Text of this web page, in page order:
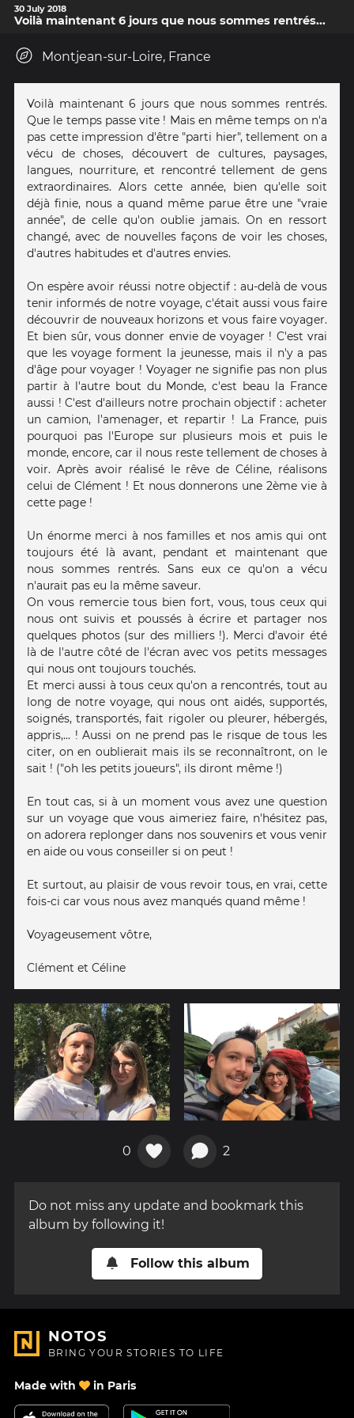
30 July 2018
Voilà maintenant 6 jours que nous sommes rentrés...
Montjean-sur-Loire, France
Voilà maintenant 6 jours que nous sommes rentrés.
Que le temps passe vite ! Mais en même temps on n'a
pas cette impression d'être "parti hier", tellement on a
vécu de choses, découvert de cultures, paysages,
langues, nourriture, et rencontré tellement de gens
extraordinaires. Alors cette année, bien qu'elle soit
déjà finie, nous a quand même parue être une "vraie
année", de celle qu'on oublie jamais. On en ressort
changé, avec de nouvelles façons de voir les choses,
d'autres habitudes et d'autres envies.
On espère avoir réussi notre objectif : au-delà de vous
tenir informés de notre voyage, c'était aussi vous faire
découvrir de nouveaux horizons et vous faire voyager.
Et bien sûr, vous donner envie de voyager ! C'est vrai
que les voyage forment la jeunesse, mais il n'y a pas
d'âge pour voyager ! Voyager ne signifie pas non plus
partir à l'autre bout du Monde, c'est beau la France
aussi ! C'est d'ailleurs notre prochain objectif : acheter
un camion, l'amenager, et repartir ! La France, puis
pourquoi pas l'Europe sur plusieurs mois et puis le
monde, encore, car il nous reste tellement de choses à
voir. Après avoir réalisé le rêve de Céline, réalisons
celui de Clément ! Et nous donnerons une 2ème vie à
cette page !
Un énorme merci à nos familles et nos amis qui ont
toujours été là avant, pendant et maintenant que
nous sommes rentrés. Sans eux ce qu'on a vécu
n'aurait pas eu la même saveur.
On vous remercie tous bien fort, vous, tous ceux qui
nous ont suivis et poussés à écrire et partager nos
quelques photos (sur des milliers !). Merci d'avoir été
là de l'autre côté de l'écran avec vos petits messages
qui nous ont toujours touchés.
Et merci aussi à tous ceux qu'on a rencontrés, tout au
long de notre voyage, qui nous ont aidés, supportés,
soignés, transportés, fait rigoler ou pleurer, hébergés,
appris,... ! Aussi on ne prend pas le risque de tous les
citer, on en oublierait mais ils se reconnaîtront, on le
sait ! ("oh les petits joueurs", ils diront même !)
En tout cas, si à un moment vous avez une question
sur un voyage que vous aimeriez faire, n'hésitez pas,
on adorera replonger dans nos souvenirs et vous venir
en aide ou vous conseiller si on peut !
Et surtout, au plaisir de vous revoir tous, en vrai, cette
fois-ci car vous nous avez manqués quand même !
Voyageusement vôtre,
Clément et Céline
0 2
Do not miss any update and bookmark this
album by following it!
Follow this album
NOTOS
BRING YOUR STORIES TO LIFE
Made with in Paris